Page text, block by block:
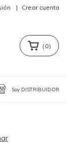
| Crear cuenta
( 0)
Soy DISTRIBUIDOR